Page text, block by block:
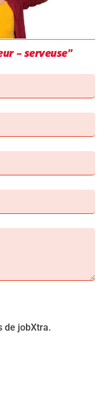
– serveuse"
de jobXtra.